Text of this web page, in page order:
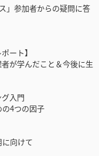
」参加者からの疑問に答
ート】
が学んだこと＆今後に生
入門
4つの因子
向けて